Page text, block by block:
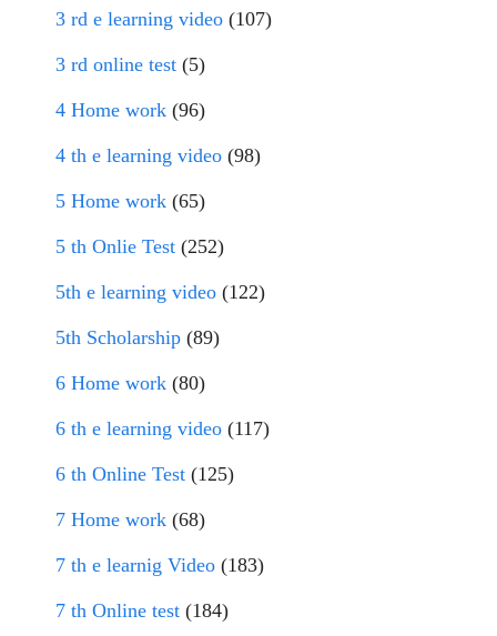
3 rd e learning video (107)
3 rd online test (5)
4 Home work (96)
4 th e learning video (98)
5 Home work (65)
5 th Onlie Test (252)
5th e learning video (122)
5th Scholarship (89)
6 Home work (80)
6 th e learning video (117)
6 th Online Test (125)
7 Home work (68)
7 th e learnig Video (183)
7 th Online test (184)